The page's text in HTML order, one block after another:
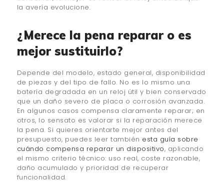
la avería evolucione.
¿Merece la pena reparar o es
mejor sustituirlo?
Depende del modelo, estado general, disponibilidad
de piezas y del tipo de fallo. No es lo mismo una
batería degradada en un reloj útil y bien conservado
que un daño severo de placa o corrosión avanzada.
En algunos casos compensa claramente reparar; en
otros, lo sensato es valorar si la reparación merece
la pena. Si quieres orientarte mejor antes del
presupuesto, puedes leer también esta guía sobre
cuándo compensa reparar un dispositivo, aplicando
el mismo criterio técnico: uso real, coste razonable,
daño acumulado y prioridad de recuperar
funcionalidad.